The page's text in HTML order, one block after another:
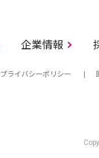
企業情報
プライバシーポリシー